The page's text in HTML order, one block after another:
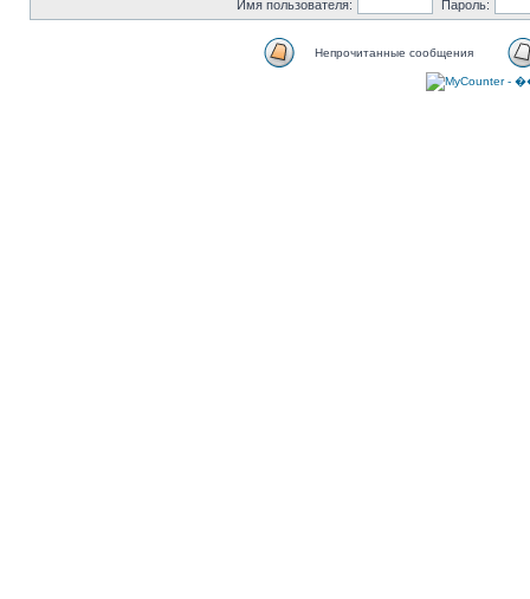
Имя пользователя: Пароль:
Непрочитанные сообщения